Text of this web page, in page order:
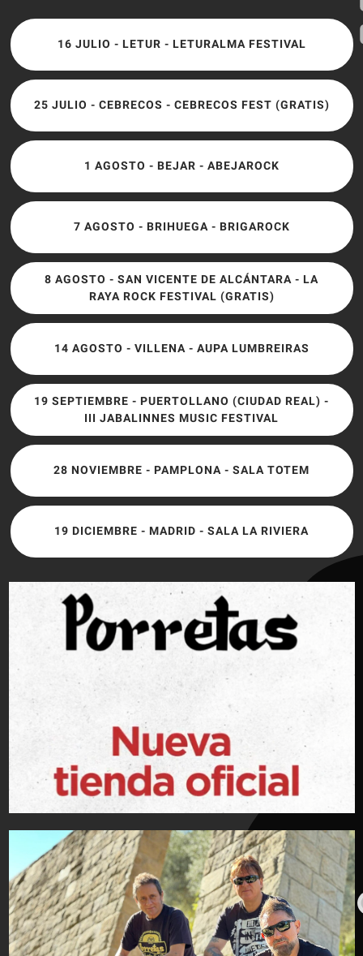
16 JULIO - LETUR - LETURALMA FESTIVAL
25 JULIO - CEBRECOS - CEBRECOS FEST (GRATIS)
1 AGOSTO - BEJAR - ABEJAROCK
7 AGOSTO - BRIHUEGA - BRIGAROCK
8 AGOSTO - SAN VICENTE DE ALCÁNTARA - LA
RAYA ROCK FESTIVAL (GRATIS)
14 AGOSTO - VILLENA - AUPA LUMBREIRAS
19 SEPTIEMBRE - PUERTOLLANO (CIUDAD REAL) -
III JABALINNES MUSIC FESTIVAL
28 NOVIEMBRE - PAMPLONA - SALA TOTEM
19 DICIEMBRE - MADRID - SALA LA RIVIERA